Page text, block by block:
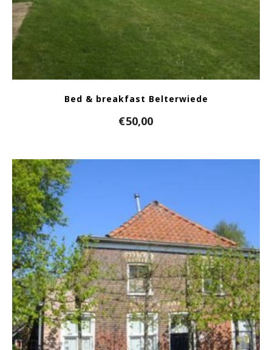
Bed & breakfast Belterwiede
€50,00